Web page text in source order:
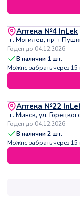
Аптека №4 InLek
г. Могилев, пр-т
Годен до 04.12.2026
В наличии 1 шт.
Можно забрать через 15
Аптека №22
г. Минск, ул.
Годен до 04.12.2026
В наличии2 шт.
Можно забрать через 15